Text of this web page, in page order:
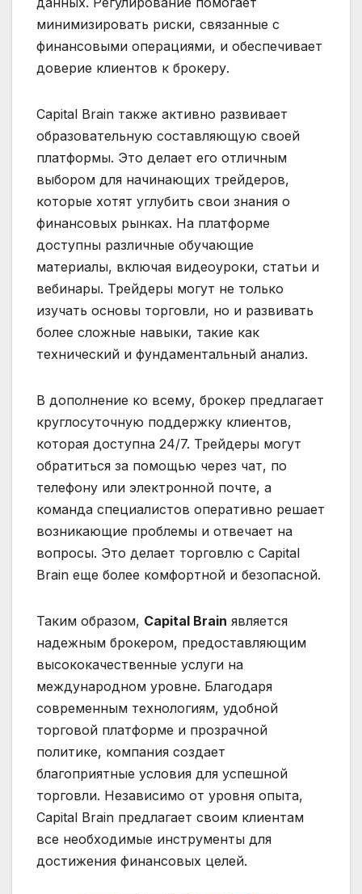
минимизировать риски, связанные с
финансовыми операциями, и обеспечивает
доверие клиентов к брокеру.
Capital Brain также активно развивает
образовательную составляющую своей
платформы. Это делает его отличным
выбором для начинающих трейдеров,
которые хотят углубить свои знания о
финансовых рынках. На платформе
доступны различные обучающие
материалы, включая видеоуроки, статьи и
вебинары. Трейдеры могут не только
изучать основы торговли, но и развивать
более сложные навыки, такие как
технический и фундаментальный анализ.
В дополнение ко всему, брокер предлагает
круглосуточную поддержку клиентов,
которая доступна 24/7. Трейдеры могут
обратиться за помощью через чат, по
телефону или электронной почте, а
команда специалистов оперативно решает
возникающие проблемы и отвечает на
вопросы. Это делает торговлю с Capital
Brain еще более комфортной и безопасной.
Таким образом, Capital Brain является
надежным брокером, предоставляющим
высококачественные услуги на
международном уровне. Благодаря
современным технологиям, удобной
торговой платформе и прозрачной
политике, компания создает
благоприятные условия для успешной
торговли. Независимо от уровня опыта,
Capital Brain предлагает своим клиентам
все необходимые инструменты для
достижения финансовых целей.